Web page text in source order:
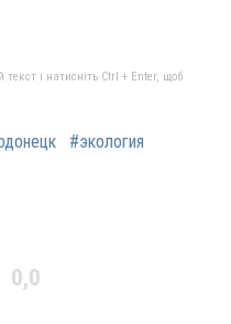
і натисніть Ctrl + Enter, щоб
#экология
0,0